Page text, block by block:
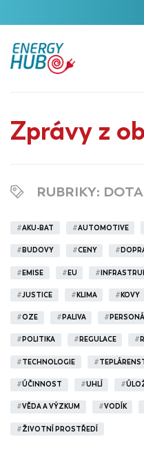
Zprávy z
RUBRIKY:
#AKU-BAT #AUTOMOTIVE
# BUDOVY #CENY #
# EMISE # EU #
#JUSTICE # KLIMA # KOVY
#OZE # PALIVA #
#POLITIKA #REGULACE #
#TECHNOLOGIE #
#ÚČINNOST #UHLÍ #
#VĚDA A VÝZKUM #VODÍK
#ŽIVOTNÍ PROSTŘEDÍ